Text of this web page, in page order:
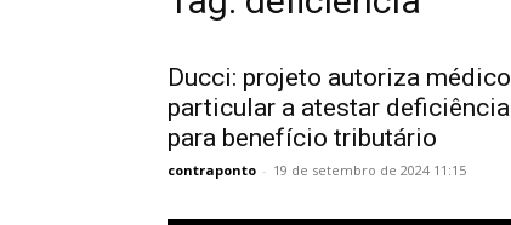
Ducci: projeto autoriza médico
particular a atestar deficiência
para benefício tributário
contraponto - 19 de setembro de 2024 11:15